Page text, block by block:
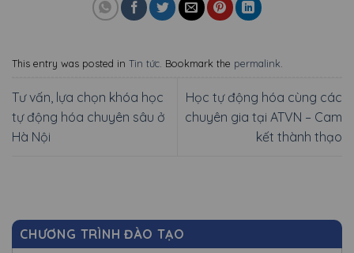
This entry was posted in Tin tức . Bookmark the permalink
Tư vấn, lựa chọn khóa học
tự động hóa chuyên sâu ở
Hà Nội
Học tự động hóa cùng các
chuyên gia tại ATVN – Cam
kết thành thạo
CHƯƠNG TRÌNH ĐÀO TẠO